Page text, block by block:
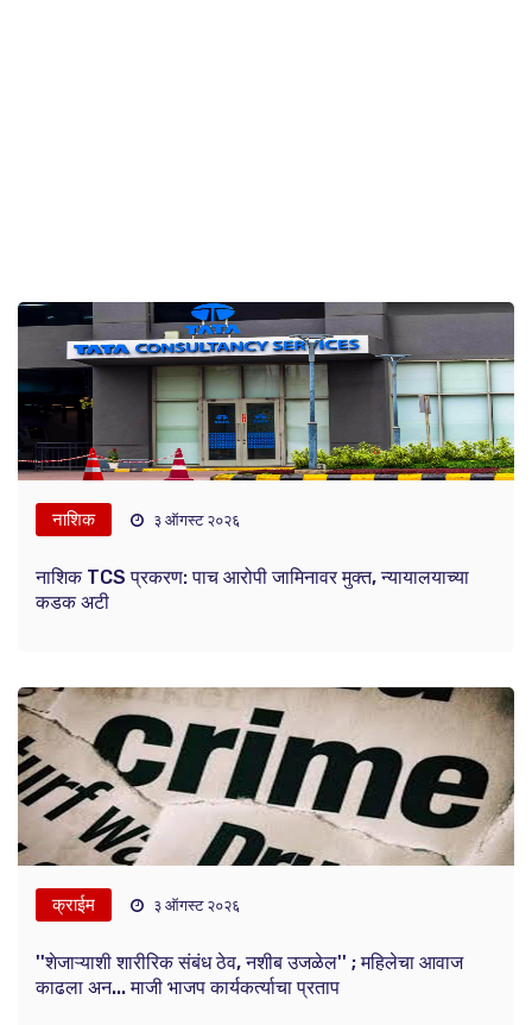
नाशिक ३ ऑगस्ट २०२६
नाशिक TCS प्रकरण: पाच आरोपी जामिनावर मुक्त, न्यायालयाच्या
कडक अटी
क्राईम ३ ऑगस्ट २०२६
''शेजाऱ्याशी शारीरिक संबंध ठेव, नशीब उजळेल'' ; महिलेचा आवाज
काढला अन... माजी भाजप कार्यकर्त्याचा प्रताप